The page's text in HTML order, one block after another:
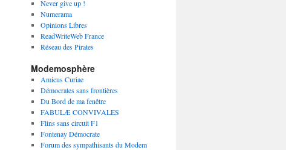
Never give up !
Numerama
Opinions Libres
ReadWriteWeb France
Réseau des Pirates
Modemosphère
Amicus Curiae
Démocrates sans frontières
Du Bord de ma fenêtre
FABULÆ CONVIVALES
Flins sans circuit F1
Fontenay Démocrate
Forum des sympathisants du Modem